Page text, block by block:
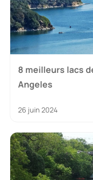
8 meilleurs lacs
Angeles
26 juin 2024